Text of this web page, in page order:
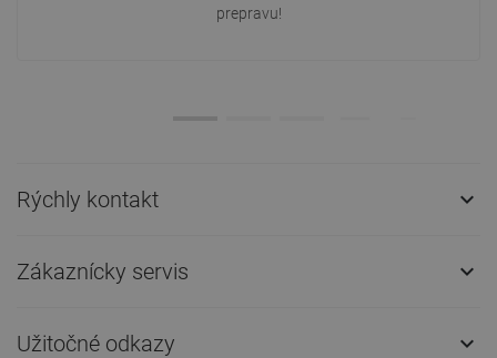
prepravu!
Rýchly kontakt 
Zákaznícky servis 
Užitočné odkazy 